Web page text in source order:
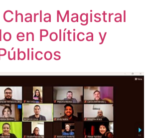
Magistral
en Política y